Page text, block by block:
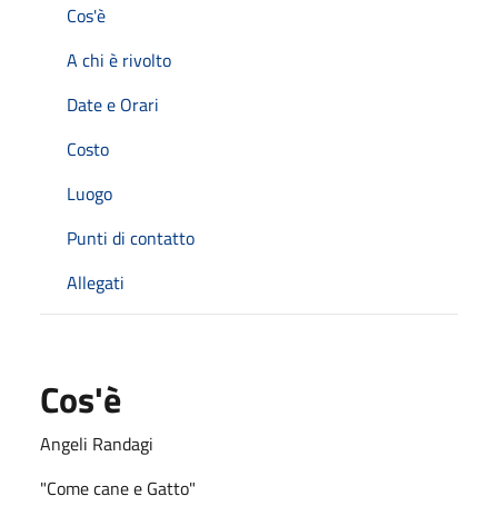
Cos'è
A chi è rivolto
Date e Orari
Costo
Luogo
Punti di contatto
Allegati
Cos'è
Angeli Randagi
"Come cane e Gatto"